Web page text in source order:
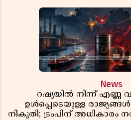
News
റഷ്യയിൽ നിന്ന് എണ്ണ
ഉൾപ്പെടെയുള്ള
നികുതി; ട്രംപിന്